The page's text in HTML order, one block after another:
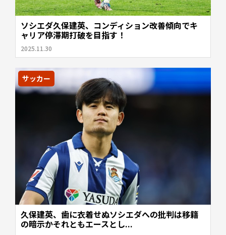
ソシエダ久保建英、コンディション改善傾向でキ
ャリア停滞期打破を目指す！
2025.11.30
サッカー
久保建英、歯に衣着せぬソシエダへの批判は移籍
の暗示かそれともエースとし...